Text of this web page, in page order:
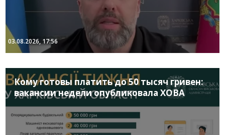
03.08.2026, 17:56
Кому готовы платить до 50 тысяч гривен:
вакансии недели опубликовала ХОВА